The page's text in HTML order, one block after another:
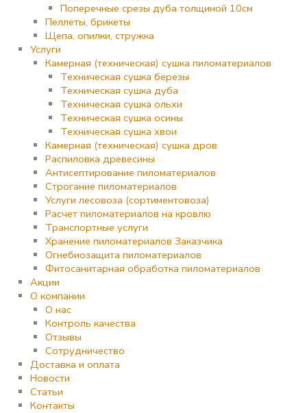
Поперечные срезы дуба толщиной 10см
Пеллеты, брикеты
Щепа, опилки, стружка
Услуги
Камерная (техническая) сушка пиломатериалов
Техническая сушка березы
Техническая сушка дуба
Техническая сушка ольхи
Техническая сушка осины
Техническая сушка хвои
Камерная (техническая) сушка дров
Распиловка древесины
Антисептирование пиломатериалов
Строгание пиломатериалов
Услуги лесовоза (сортиментовоза)
Расчет пиломатериалов на кровлю
Транспортные услуги
Хранение пиломатериалов Заказчика
Огнебиозащита пиломатериалов
Фитосанитарная обработка пиломатериалов
Акции
О компании
О нас
Контроль качества
Отзывы
Сотрудничество
Доставка и оплата
Новости
Статьи
Контакты